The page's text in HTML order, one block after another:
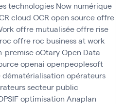
technologies Now numérique
cloud OCR open sourceoffre
offre mutualiséeoffre rise
offre roc business at work
premiseoOtaryOpen Data
openai openpeoplesoft
opérateurs
secteur public
optimisation Anaplan